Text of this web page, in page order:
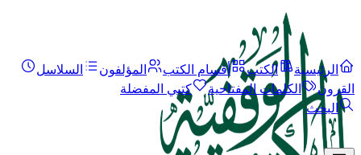
الرئيسية الكتب أقسام الكتب المؤلفون
السلاسل
القرون
الكلمات المفتاحية
كتبي المفضلة
البحث